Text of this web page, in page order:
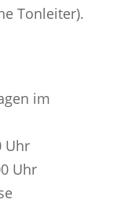
Tonleiter).
im
Uhr
Uhr